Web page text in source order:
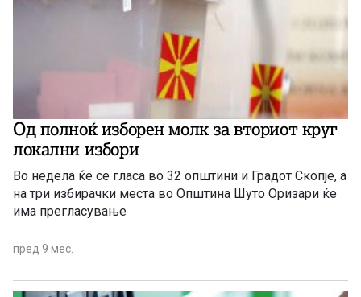
Од полноќ изборен молк за вториот круг
локални избори
Во недела ќе се гласа во 32 општини и Градот Скопје, а
на три избирачки места во Општина Шуто Оризари ќе
има прегласување
пред 9 мес.